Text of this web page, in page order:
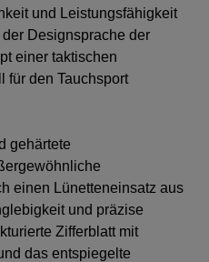
und Leistungsfähigkeit
Designsprache der
einer taktischen
für den Tauchsport
gehärtete
einen Lünetteneinsatz aus
und präzise
Zifferblatt mit
das entspiegelte